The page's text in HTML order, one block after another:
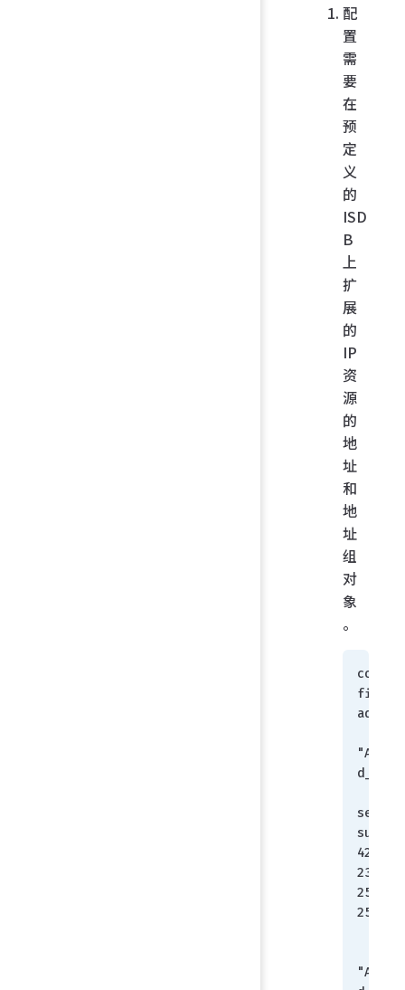
配
置
需
要
在
预
定
义
的
ISD
B
上
扩
展
的
IP
资
源
的
地
址
和
地
址
组
对
象
。
config
d_1"
set
subnet
232